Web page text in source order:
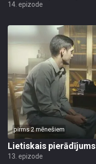
14. epizode
pirms 2 mēnešiem
Lietiskais pierādījums
13. epizode